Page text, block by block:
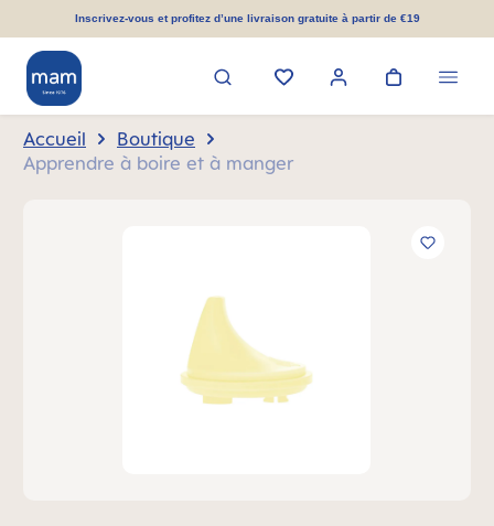
principal
Inscrivez-vous et profitez d’une livraison gratuite à partir de €19
Accueil
Boutique
Apprendre à boire et à manger